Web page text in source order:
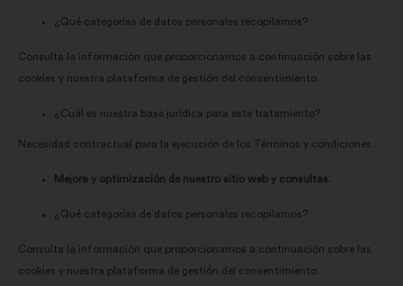
¿Qué categorías de datos personales recopilamos?
Consulta la información que proporcionamos a continuación sobre las
cookies y nuestra plataforma de gestión del consentimiento.
¿Cuál es nuestra base jurídica para este tratamiento?
Necesidad contractual para la ejecución de los Términos y condiciones.
Mejora y optimización de nuestro sitio web y consultas.
¿Qué categorías de datos personales recopilamos?
Consulta la información que proporcionamos a continuación sobre las
cookies y nuestra plataforma de gestión del consentimiento.